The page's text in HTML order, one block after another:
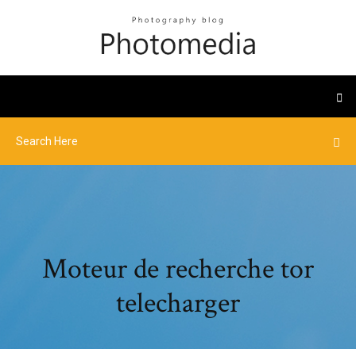
Moteur de recherche tor
telecharger